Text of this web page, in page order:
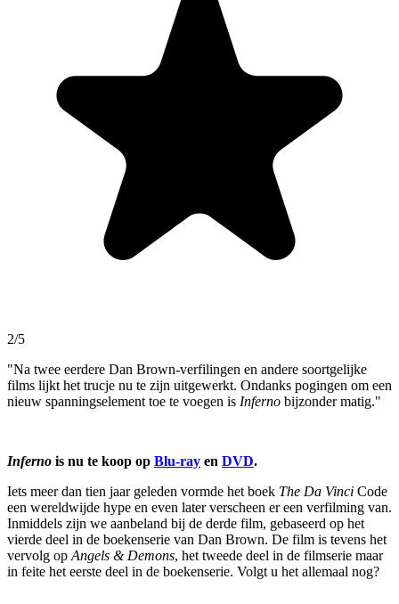
2/5
"Na twee eerdere Dan Brown-verfilingen en andere soortgelijke
films lijkt het trucje nu te zijn uitgewerkt. Ondanks pogingen om een
nieuw spanningselement toe te voegen is Inferno bijzonder matig."
Inferno is nu te koop op Blu-ray en DVD.
Iets meer dan tien jaar geleden vormde het boek The Da Vinci Code
een wereldwijde hype en even later verscheen er een verfilming van.
Inmiddels zijn we aanbeland bij de derde film, gebaseerd op het
vierde deel in de boekenserie van Dan Brown. De film is tevens het
vervolg op Angels & Demons, het tweede deel in de filmserie maar
in feite het eerste deel in de boekenserie. Volgt u het allemaal nog?